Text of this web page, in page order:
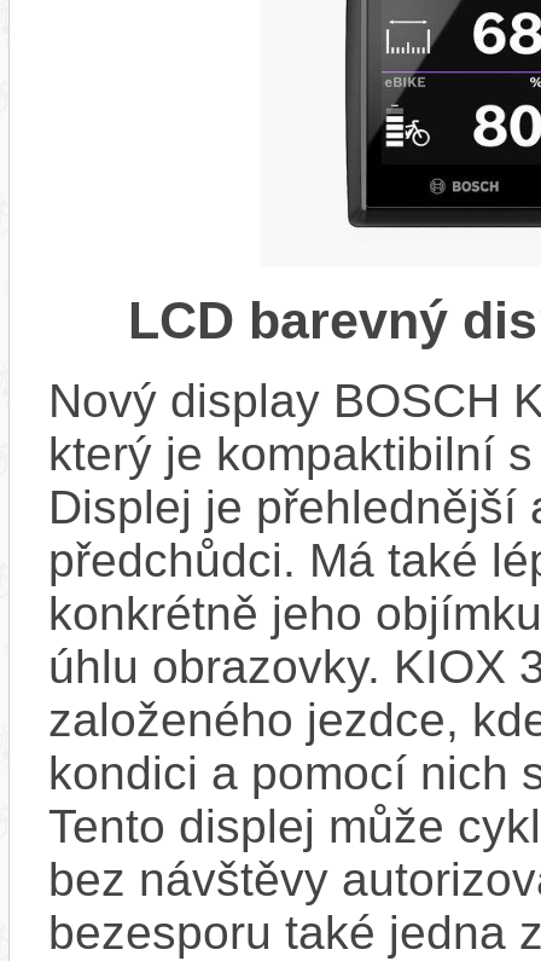
LCD barevný
Nový display BOSCH
který je kompaktibilní
Displej je přehlednější
předchůdci. Má také
konkrétně jeho
úhlu obrazovky. KIOX
založeného jezdce,
kondici a pomocí nich
Tento displej může
bez návštěvy
bezesporu také jedna